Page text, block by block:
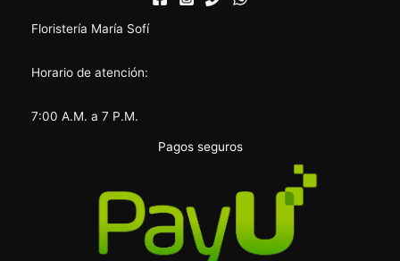
Floristería María Sofí
Horario de atención:
7:00 A.M. a 7 P.M.
Pagos seguros